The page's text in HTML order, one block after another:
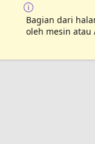
Bagian dari
oleh mesin atau